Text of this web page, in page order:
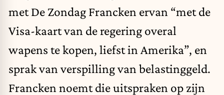
metDe Zondag Francken ervan “met de
Visa-kaart van de regering overal
wapens te kopen, liefst in Amerika”, en
sprak van verspilling van belastinggeld.
Francken noemt die uitspraken op zijn